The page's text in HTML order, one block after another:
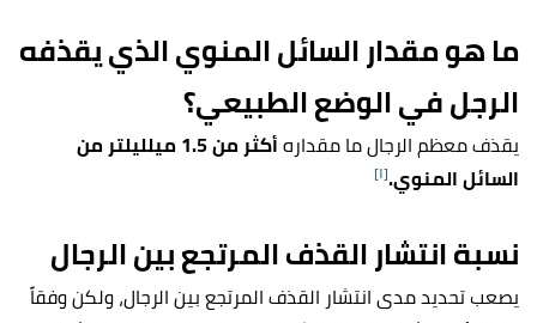
ما هو مقدار السائل المنوي الذي يقذفه
الرجل في الوضع الطبيعي؟
يقذف معظم الرجال ما مقداره
أكثر من 1.5 ميلليلتر من
السائل المنوي.[١]
نسبة انتشار القذف المرتجع بين الرجال
يصعب تحديد مدى انتشار القذف المرتجع بين الرجال، ولكن وفقاً